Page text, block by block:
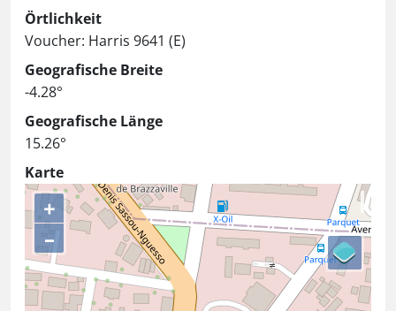
Örtlichkeit
Voucher: Harris 9641 (E)
Geografische Breite
-4.28°
Geografische Länge
15.26°
Karte
+
–